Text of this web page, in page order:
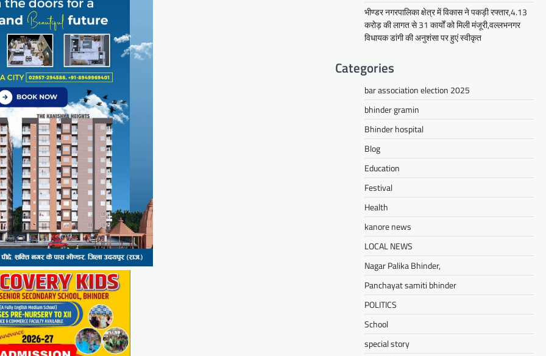
भीण्डर नगरपालिका क्षेत्र में विकास ने पकड़ी रफ्तार,4.13
करोड़ की लागत से 31 कार्यों को मिली मंजूरी,वल्लभनगर
विधायक डांगी की अनुशंसा पर हुएं स्वीकृत
Categories
bar association election 2025
bhinder gramin
Bhinder hospital
Blog
Education
Festival
Health
kanore news
LOCAL NEWS
Nagar Palika Bhinder,
Panchayat samiti bhinder
POLITICS
School
special story